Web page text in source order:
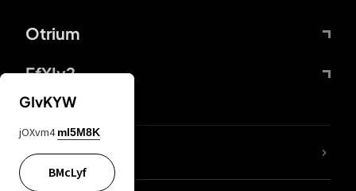
Otrium
FfYIy2
Lj7sBL
GIvKYW
jOXvm4 mI5M8K
BMcLyf